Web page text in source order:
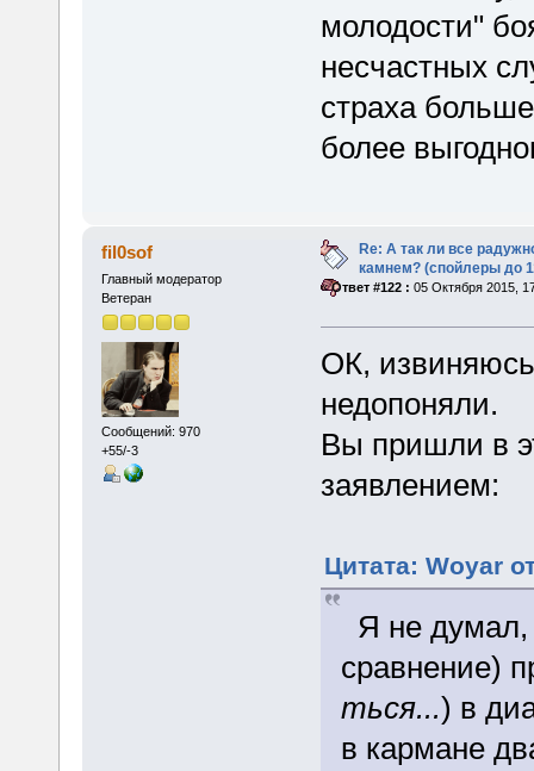
молодости"
несчастных
страха
более
fil0sof
Главный модератор
Ветеран
Сообщений: 970
+55/-3
Re: А так ли все
камнем? (спойлеры до
«Ответ #122 : 05 Октября 2015,
ОК,
недопоняли.
Вы пришли в
заявлением:
Цитата: Woyar
Я не думал,
сравнение)
ться...) в
в кармане